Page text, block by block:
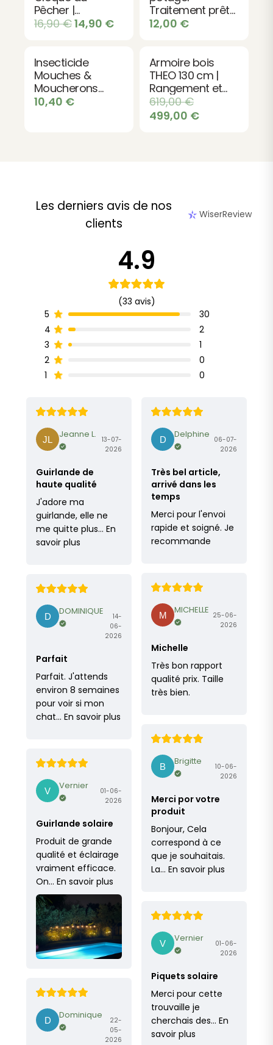
Pêcher |
Fongicide bio
16,90€14,90 €
Traitement prêt
à l’emploi bio
12,00 €
Insecticide
Mouches &
Moucherons
500ml | Aérosol
10,40 €
Armoire bois
THEO 130 cm |
Rangement et
toit plat design
619,00€
499,00 €
Les derniers avis de nos
clients
WiserReview
4.9
(33 avis)
5
30
4
2
3
1
2
0
1
0
Jeanne L.
13-07-
2026
Guirlande de
haute qualité
J'adore ma
guirlande, elle ne
me quitte plus… En
savoir plus
Delphine 06-07-
2026
Très bel article,
arrivé dans les
temps
Merci pour l'envoi
rapide et soigné. Je
recommande
MICHELLE 25-06-
2026
Michelle
Très bon rapport
qualité prix. Taille
très bien.
DOMINIQUE
14-
06-
2026
Parfait
Parfait. J'attends
environ 8 semaines
pour voir si mon
chat… En savoir plus
Brigitte
10-06-
2026
Merci por votre
produit
Bonjour, Cela
correspond à ce
que je souhaitais.
La… En savoir plus
Vernier
01-06-
2026
Guirlande solaire
Produit de grande
qualité et éclairage
vraiment efficace.
On… En savoir plus
Vernier
01-06-
2026
Piquets solaire
Merci pour cette
trouvaille je
cherchais des… En
savoir plus
Dominique
22-
05-
2026